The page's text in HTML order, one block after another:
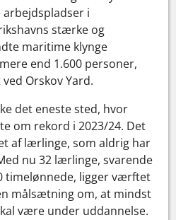
arbejdspladser i
stærke og
maritime klynge
end 1.600 personer,
Orskov Yard.
det eneste sted, hvor
om rekord i 2023/24. Det
af lærlinge, som aldrig har
nu 32 lærlinge, svarende
timelønnede, ligger værftet
målsætning om, at mindst
være under uddannelse.